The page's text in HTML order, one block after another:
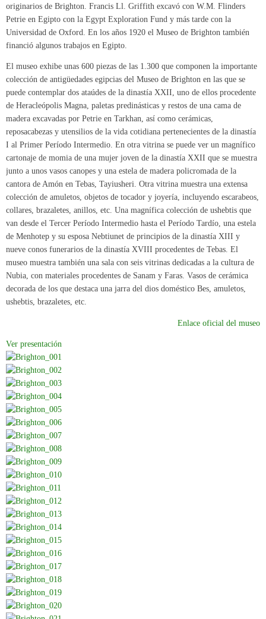
originarios de Brighton. Francis Ll. Griffith excavó con W.M. Flinders
Petrie en Egipto con la Egypt Exploration Fund y más tarde con la
Universidad de Oxford. En los años 1920 el Museo de Brighton también
financió algunos trabajos en Egipto.
El museo exhibe unas 600 piezas de las 1.300 que componen la importante
colección de antigüedades egipcias del Museo de Brighton en las que se
puede contemplar dos ataúdes de la dinastía XXII, uno de ellos procedente
de Heracleópolis Magna, paletas predinásticas y restos de una cama de
madera excavadas por Petrie en Tarkhan, así como cerámicas,
reposacabezas y utensilios de la vida cotidiana pertenecientes de la dinastía
I al Primer Período Intermedio. En otra vitrina se puede ver un magnífico
cartonaje de momia de una mujer joven de la dinastía XXII que se muestra
junto a unos vasos canopes y una estela de madera policromada de la
cantora de Amón en Tebas, Tayiusheri. Otra vitrina muestra una extensa
colección de amuletos, objetos de tocador y joyería, incluyendo escarabeos,
collares, brazaletes, anillos, etc. Una magnífica colección de ushebtis que
van desde el Tercer Período Intermedio hasta el Período Tardío, una estela
de Menhotep y su esposa Nebtiunet de principios de la dinastía XIII y
nueve conos funerarios de la dinastía XVIII procedentes de Tebas. El
museo muestra también una sala con seis vitrinas dedicadas a la cultura de
Nubia, con materiales procedentes de Sanam y Faras. Vasos de cerámica
decorada de los que destaca una jarra del dios doméstico Bes, amuletos,
ushebtis, brazaletes, etc.
Enlace oficial del museo
Ver presentación